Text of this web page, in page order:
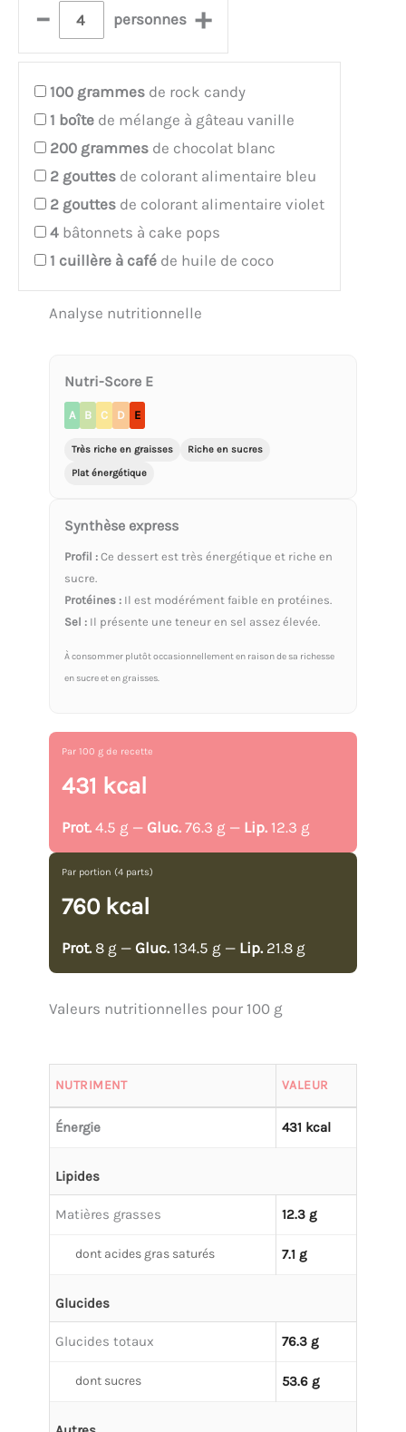
– personnes +
100 grammes de rock candy
1 boîte de mélange à gâteau vanille
200 grammes de chocolat blanc
2 gouttes de colorant alimentaire bleu
2 gouttes de colorant alimentaire violet
4 bâtonnets à cake pops
1 cuillère à café de huile de coco
Analyse nutritionnelle
Nutri-Score E
A B C D E
Très riche en graisses
Riche en sucres
Plat énergétique
Synthèse express
Profil : Ce dessert est très énergétique et riche en
sucre.
Protéines : Il est modérément faible en protéines.
Sel : Il présente une teneur en sel assez élevée.
À consommer plutôt occasionnellement en raison de sa richesse
en sucre et en graisses.
Par 100 g de recette
431 kcal
Prot. 4.5 g — Gluc. 76.3 g — Lip. 12.3 g
Par portion (4 parts)
760 kcal
Prot. 8 g — Gluc. 134.5 g — Lip. 21.8 g
Valeurs nutritionnelles pour 100 g
NUTRIMENT VALEUR
Énergie 431 kcal
Lipides
Matières grasses 12.3 g
dont acides gras saturés 7.1 g
Glucides
Glucides totaux 76.3 g
dont sucres 53.6 g